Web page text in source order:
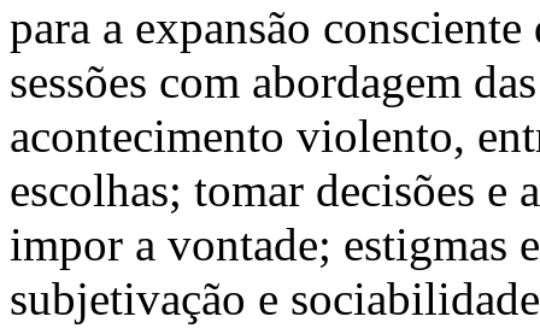
para a expansão
sessões com abordagem
acontecimento violento,
escolhas; tomar decisões
impor a vontade; estigmas
subjetivação e